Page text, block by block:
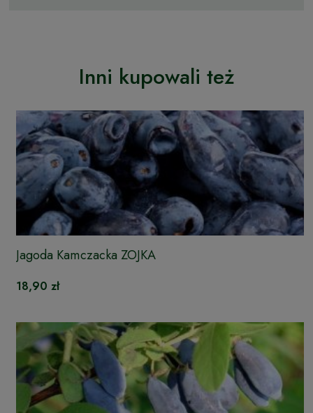
Inni kupowali też
Jagoda Kamczacka ZOJKA
18,90 zł